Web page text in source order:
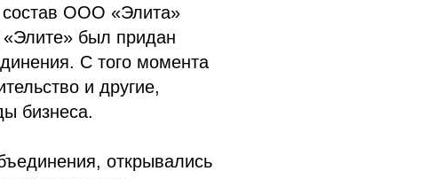
состав ООО «Элита»
был придан
С того момента
и другие,
бизнеса.
открывались